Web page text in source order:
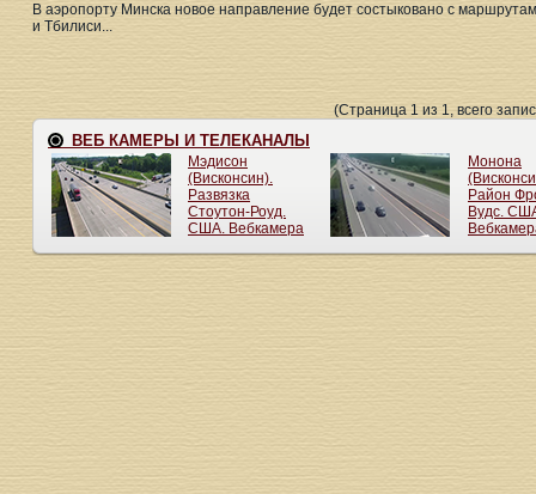
В аэропорту Минска новое направление будет состыковано с
и Тбилиси...
(Страница 1 из 1, всего